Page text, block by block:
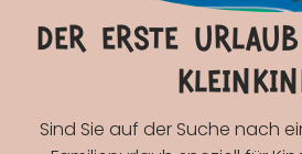
der erste
Sind Sie auf der Suche nach